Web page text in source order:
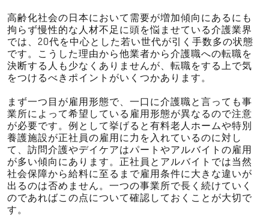
高齢化社会の日本において需要が増加傾向にあるにも
拘らず慢性的な人材不足に頭を悩ませている介護業界
では、20代を中心とした若い世代が引く手数多の状態
です。こうした理由から他業者から介護職への転職を
決断する人も少なくありませんが、転職をする上で気
をつけるべきポイントがいくつかあります。
まず一つ目が雇用形態で、一口に介護職と言っても事
業所によって希望している雇用形態が異なるので注意
が必要です。例として挙げると有料老人ホームや特別
養護施設が正社員の雇用に力を入れているのに対し
て、訪問介護やデイケアはパートやアルバイトの雇用
が多い傾向にあります。正社員とアルバイトでは当然
社会保障から給料に至るまで雇用条件に大きな違いが
出るのは否めません。一つの事業所で長く続けていく
のであればこの点について確認しておくことが大切で
す。